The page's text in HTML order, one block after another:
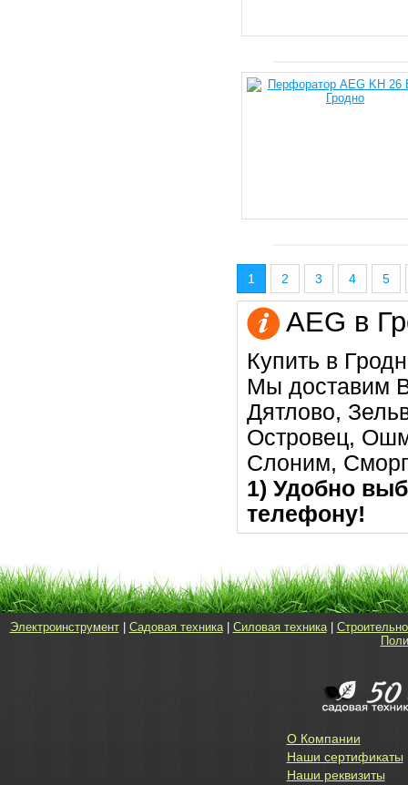
1 2 3 4 5
AEG в
Купить в
Мы доставим
Дятлово,
Островец,
Слоним,
1) Удобно
телефону!
Электроинструмент| Садовая техника| Силовая техника|
О Компании
Наши сертификаты
Наши реквизиты